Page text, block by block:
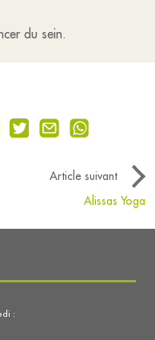
du sein.
Article suivant
Alissas Yoga
: